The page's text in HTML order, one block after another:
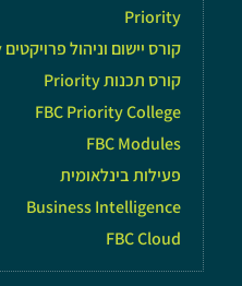
Priority
קורס יישום וניהול פרויקטים Priority
קורס תכנות Priority
FBC Priority College
FBC Modules
פעילות בינלאומית
Business Intelligence
FBC Cloud